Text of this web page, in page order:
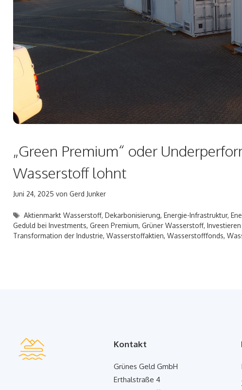
„Green Premium“ oder
Wasserstoff lohnt
Juni 24, 2025 von Gerd Junker
Schlagwörter
Aktienmarkt Wasserstoff,Dekarbonisierung,Energie-Infrastruktur,
Geduld bei Investments, Green Premium, Grüner Wasserstoff,
Transformation der Industrie, Wasserstoffaktien, Wasserstofffonds,
Kontakt
Grünes Geld GmbH
Erthalstraße 4